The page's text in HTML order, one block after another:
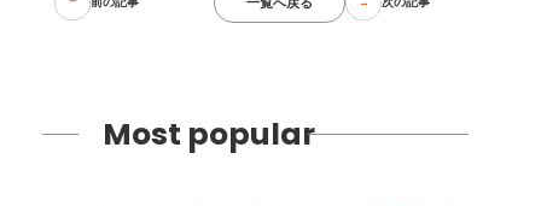
Most popular